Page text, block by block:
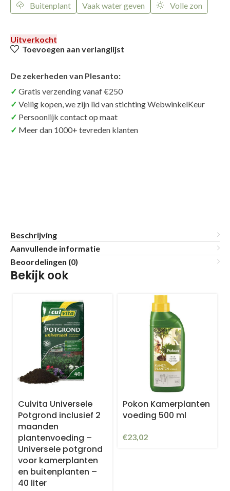
Buitenplant Vaak water geven Volle zon
Uitverkocht
Toevoegen aan verlanglijst
De zekerheden van Plesanto:
Gratis verzending vanaf €250
Veilig kopen, we zijn lid van stichting WebwinkelKeur
Persoonlijk contact op maat
Meer dan 1000+ tevreden klanten
Beschrijving
Aanvullende informatie
Beoordelingen (0)
Bekijk ook
Culvita Universele
Potgrond inclusief 2
maanden
plantenvoeding –
Universele potgrond
voor kamerplanten
en buitenplanten –
40 liter
Pokon Kamerplanten
voeding 500 ml
€23,02